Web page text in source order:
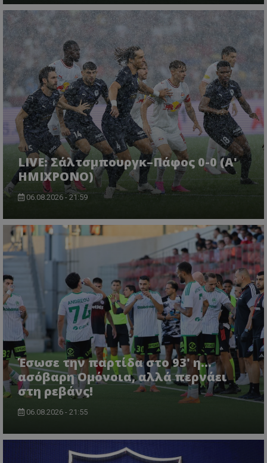
LIVE: Σάλτσμπουργκ–Πάφος 0-0 (Α'
ΗΜΙΧΡΟΝΟ)
06.08.2026 - 21:59
Έσωσε την παρτίδα στο 93' η...
ασόβαρη Ομόνοια, αλλά περνάει
στη ρεβάνς!
06.08.2026 - 21:55